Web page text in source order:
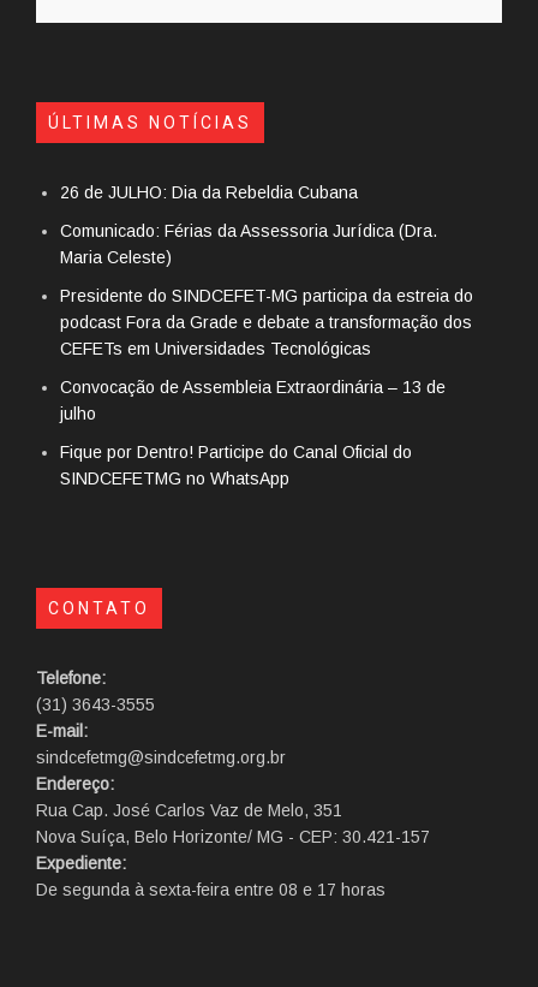
ÚLTIMAS NOTÍCIAS
26 de JULHO: Dia da Rebeldia Cubana
Comunicado: Férias da Assessoria Jurídica (Dra.
Maria Celeste)
Presidente do SINDCEFET-MG participa da estreia do
podcast Fora da Grade e debate a transformação dos
CEFETs em Universidades Tecnológicas
Convocação de Assembleia Extraordinária – 13 de
julho
Fique por Dentro! Participe do Canal Oficial do
SINDCEFETMG no WhatsApp
CONTATO
Telefone:
(31) 3643-3555
E-mail:
sindcefetmg@sindcefetmg.org.br
Endereço:
Rua Cap. José Carlos Vaz de Melo, 351
Nova Suíça, Belo Horizonte/ MG - CEP: 30.421-157
Expediente:
De segunda à sexta-feira entre 08 e 17 horas